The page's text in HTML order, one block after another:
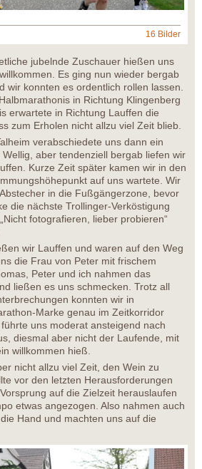
16 Bilder
jubelnde Zuschauer hießen uns
Es ging nun wieder bergab
wir konnten es ordentlich rollen lassen.
in Richtung Klingenberg
erwartete in Richtung Lauffen die
zum Erholen nicht allzu viel Zeit blieb.
verabschiedete uns dann ein
aber tendenziell bergab liefen wir
Kurze Zeit später kamen wir in den
auf uns wartete. Wir
in die Fußgängerzone, bevor
die nächste Trollinger-Verköstigung
fotografieren, lieber probieren“
wir Lauffen und waren auf den Weg
die Frau von Peter mit frischem
Peter und ich nahmen das
ließen es uns schmecken. Trotz all
konnten wir in
Marke genau im Zeitkorridor
uns moderat ansteigend nach
diesmal aber nicht der Laufende, mit
willkommen hieß.
nicht allzu viel Zeit, den Wein zu
vor den letzten Herausforderungen
auf die Zielzeit herauslaufen
etwas angezogen. Also nahmen auch
Hand und machten uns auf die